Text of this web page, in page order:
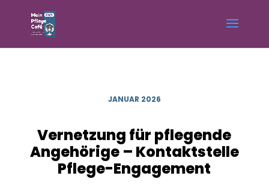
JANUAR 2026
Vernetzung für pflegende
Angehörige – Kontaktstelle
Pflege-Engagement